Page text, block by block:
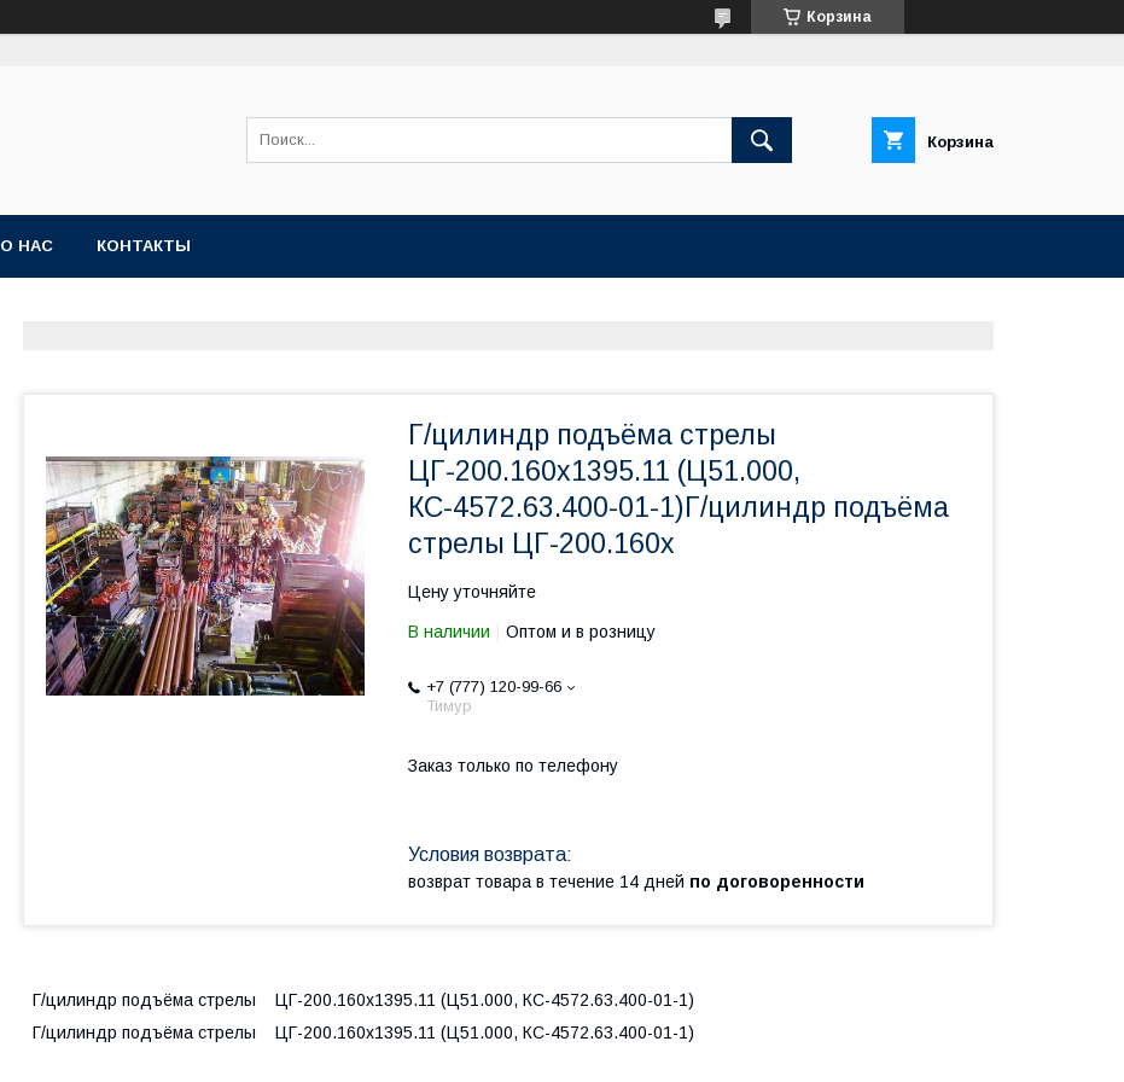
Корзина
Корзина
О НАС КОНТАКТЫ
Г/цилиндр подъёма стрелы
ЦГ-200.160х1395.11 (Ц51.000,
КС-4572.63.400-01-1)Г/цилиндр подъёма
стрелы ЦГ-200.160х
Цену уточняйте
В наличии Оптом и в розницу
+7 (777) 120-99-66
Тимур
Заказ только по телефону
возврат товара в течение 14 дней по договоренности
Г/цилиндр подъёма стрелы ЦГ-200.160х1395.11 (Ц51.000, КС-4572.63.400-01-1)
Г/цилиндр подъёма стрелы ЦГ-200.160х1395.11 (Ц51.000, КС-4572.63.400-01-1)